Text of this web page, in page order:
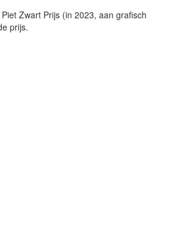
Zwart Prijs (in 2023, aan grafisch
prijs.